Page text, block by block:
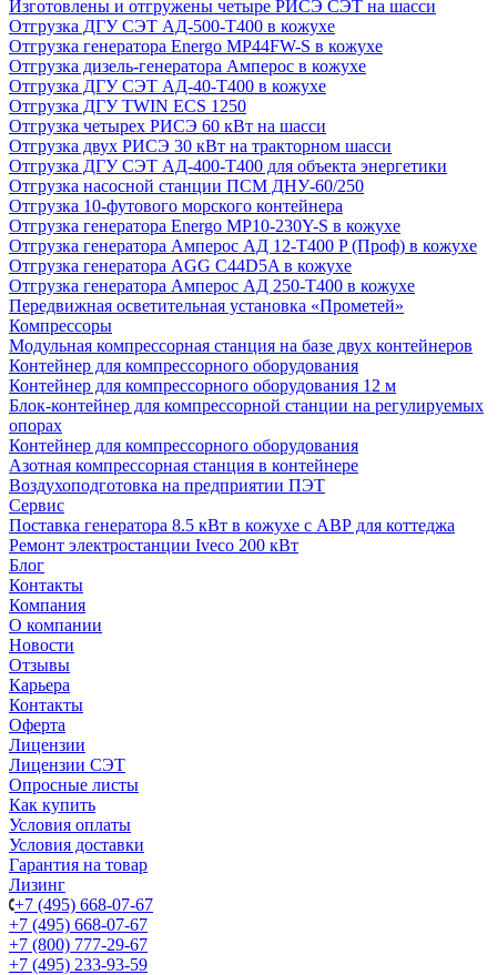
Изготовлены и отгружены четыре РИСЭ СЭТ на шасси
Отгрузка ДГУ СЭТ АД-500-Т400 в кожухе
Отгрузка генератора Energo MP44FW-S в кожухе
Отгрузка дизель-генератора Амперос в кожухе
Отгрузка ДГУ СЭТ АД-40-Т400 в кожухе
Отгрузка ДГУ TWIN ECS 1250
Отгрузка четырех РИСЭ 60 кВт на шасси
Отгрузка двух РИСЭ 30 кВт на тракторном шасси
Отгрузка ДГУ СЭТ АД-400-Т400 для объекта энергетики
Отгрузка насосной станции ПСМ ДНУ-60/250
Отгрузка 10-футового морского контейнера
Отгрузка генератора Energo MP10-230Y-S в кожухе
Отгрузка генератора Амперос АД 12-Т400 P (Проф) в кожухе
Отгрузка генератора AGG C44D5A в кожухе
Отгрузка генератора Амперос АД 250-Т400 в кожухе
Передвижная осветительная установка «Прометей»
Компрессоры
Модульная компрессорная станция на базе двух контейнеров
Контейнер для компрессорного оборудования
Контейнер для компрессорного оборудования 12 м
Блок-контейнер для компрессорной станции на регулируемых
опорах
Контейнер для компрессорного оборудования
Азотная компрессорная станция в контейнере
Воздухоподготовка на предприятии ПЭТ
Сервис
Поставка генератора 8.5 кВт в кожухе с АВР для коттеджа
Ремонт электростанции Iveco 200 кВт
Блог
Контакты
Компания
О компании
Новости
Отзывы
Карьера
Контакты
Оферта
Лицензии
Лицензии СЭТ
Опросные листы
Как купить
Условия оплаты
Условия доставки
Гарантия на товар
Лизинг
+7 (495) 668-07-67
+7 (495) 668-07-67
+7 (800) 777-29-67
+7 (495) 233-93-59